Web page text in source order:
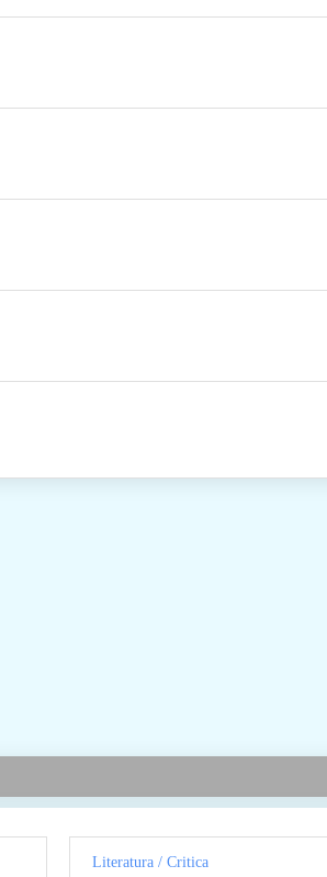
Literatura / Critica